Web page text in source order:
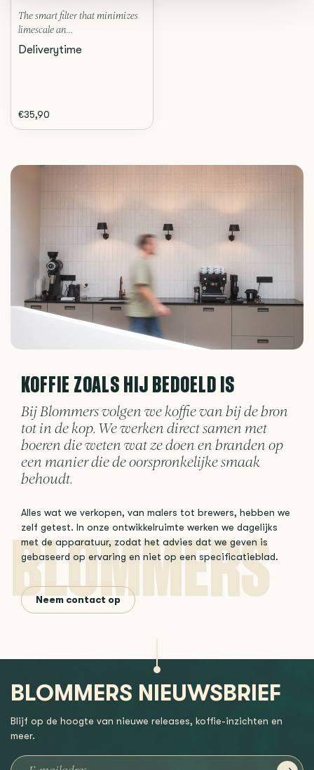
The smart filter that minimizes
limescale an...
Deliverytime
€35,90
KOFFIE ZOALS HIJ BEDOELD IS
Bij Blommers volgen we koffie van bij de bron
tot in de kop. We werken direct samen met
boeren die weten wat ze doen en branden op
een manier die de oorspronkelijke smaak
behoudt.
Alles wat we verkopen, van malers tot brewers, hebben we
zelf getest. In onze ontwikkelruimte werken we dagelijks
met de apparatuur, zodat het advies dat we geven is
gebaseerd op ervaring en niet op een specificatieblad.
Neem contact op
BLOMMERS NIEUWSBRIEF
Blijf op de hoogte van nieuwe releases, koffie-inzichten en
meer.